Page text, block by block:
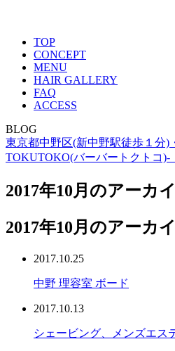
TOP
CONCEPT
MENU
HAIR GALLERY
FAQ
ACCESS
BLOG
東京都中野区(新中野駅徒歩１分)
TOKUTOKO(バーバートクトコ)-
2017年10月のアーカ
2017年10月のアーカ
2017.10.25
中野 理容室 ボード
2017.10.13
シェービング、メンズエス